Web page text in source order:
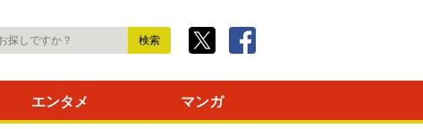
エンタメ マンガ